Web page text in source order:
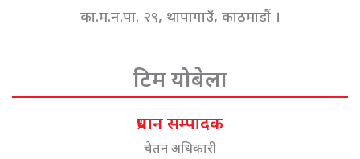
का.म.न.पा. २९, थापागाउँ, काठमाडौं ।
टिम योबेला
प्रधान सम्पादक
चेतन अधिकारी